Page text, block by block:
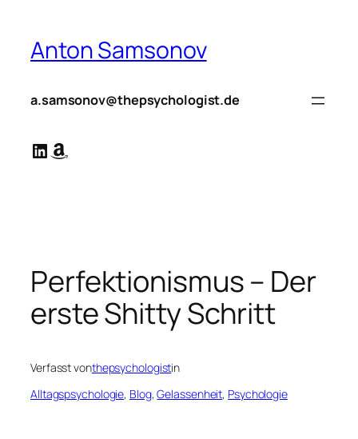
springen
Anton Samsonov
a.samsonov@thepsychologist.de
LinkedIn
Amazon
Perfektionismus – Der
erste Shitty Schritt
Verfasst vonthepsychologistin
Alltagspsychologie, Blog, Gelassenheit, Psychologie